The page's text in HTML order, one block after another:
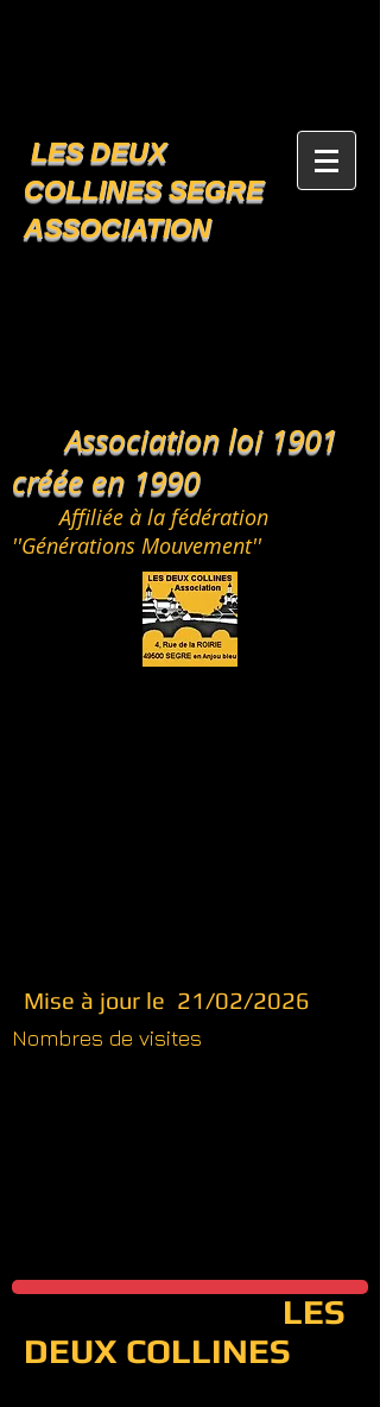
LES DEUX
COLLINES SEGRE
ASSOCIATION
Association loi 1901
créée en 1990
Affiliée à la fédération
''Générations Mouvement''
Mise à jour le 21/02/2026
Nombres de visites
LES
DEUX COLLINES